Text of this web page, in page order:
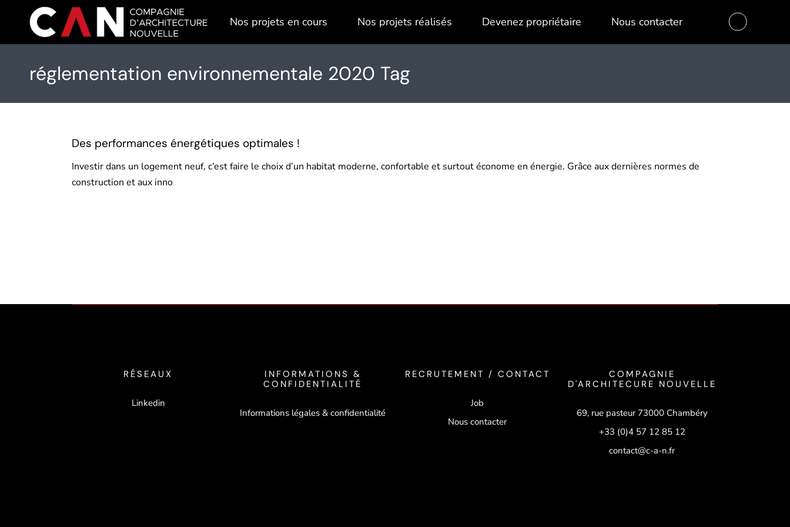
content
Nos projets en cours Nos projets réalisés Devenez propriétaire Nous contacter
réglementation environnementale 2020 Tag
Des performances énergétiques optimales !
Investir dans un logement neuf, c’est faire le choix d’un habitat moderne, confortable et surtout économe en énergie. Grâce aux dernières normes de
construction et aux inno
RÉSEAUX
Linkedin
INFORMATIONS &
CONFIDENTIALITÉ
Informations légales & confidentialité
RECRUTEMENT / CONTACT
Job
Nous contacter
COMPAGNIE
D'ARCHITECURE NOUVELLE
69, rue pasteur 73000 Chambéry
+33 (0)4 57 12 85 12
contact@c-a-n.fr